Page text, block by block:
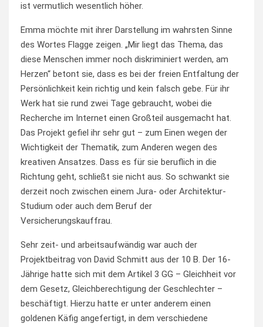
ist vermutlich wesentlich höher.
Emma möchte mit ihrer Darstellung im wahrsten Sinne
des Wortes Flagge zeigen. „Mir liegt das Thema, das
diese Menschen immer noch diskriminiert werden, am
Herzen“ betont sie, dass es bei der freien Entfaltung der
Persönlichkeit kein richtig und kein falsch gebe. Für ihr
Werk hat sie rund zwei Tage gebraucht, wobei die
Recherche im Internet einen Großteil ausgemacht hat.
Das Projekt gefiel ihr sehr gut – zum Einen wegen der
Wichtigkeit der Thematik, zum Anderen wegen des
kreativen Ansatzes. Dass es für sie beruflich in die
Richtung geht, schließt sie nicht aus. So schwankt sie
derzeit noch zwischen einem Jura- oder Architektur-
Studium oder auch dem Beruf der
Versicherungskauffrau.
Sehr zeit- und arbeitsaufwändig war auch der
Projektbeitrag von David Schmitt aus der 10 B. Der 16-
Jährige hatte sich mit dem Artikel 3 GG – Gleichheit vor
dem Gesetz, Gleichberechtigung der Geschlechter –
beschäftigt. Hierzu hatte er unter anderem einen
goldenen Käfig angefertigt, in dem verschiedene